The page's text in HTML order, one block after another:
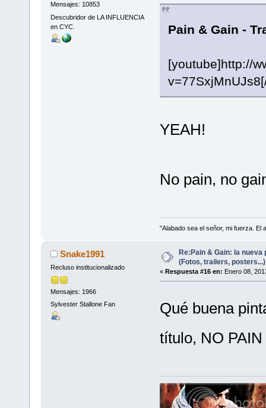
Mensajes: 10853
Descubridor de LA INFLUENCIA
en CYC.
Pain & Gain -
[youtube]http://
YEAH!
No pain, no
"Alabado sea el señor, mi fuerza. El
Snake1991
Recluso institucionalizado
Mensajes: 1966
Sylvester Stallone Fan
Re:Pain & Gain: la nueva
(Fotos, trailers, posters...)
« Respuesta #16 en: Enero 08,
Qué buena
título, NO